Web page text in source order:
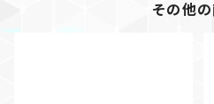
その他